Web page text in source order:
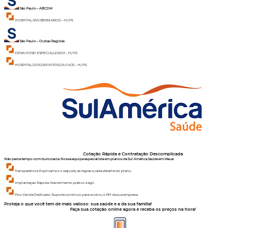
São Paulo – ABCDM
HOSPITAL SÃO BERNARDO – H/ PS
São Paulo – Outras Regiões
CEMA HOSP. ESPECIALIZADO – H/ PS
HOSPITAL DOS DEFEITOS DA FACE – H/ PS
Cotação Rápida e Contratação Descomplicada
Não perca tempo com burocracia. Nossa equipe especialista em planos da Sul América Saúde em Mauá.
Transparência: Explicamos o reajuste, as regras e cada detalhe do plano.
Implantação Rápida: Atendimento prático e ágil.
Pós-Venda Dedicado: Suporte contínuo para você ou o RH da sua empresa.
Proteja o que você tem de mais valioso: sua saúde e a da sua família!
Faça sua cotação online agora e receba os preços na hora!